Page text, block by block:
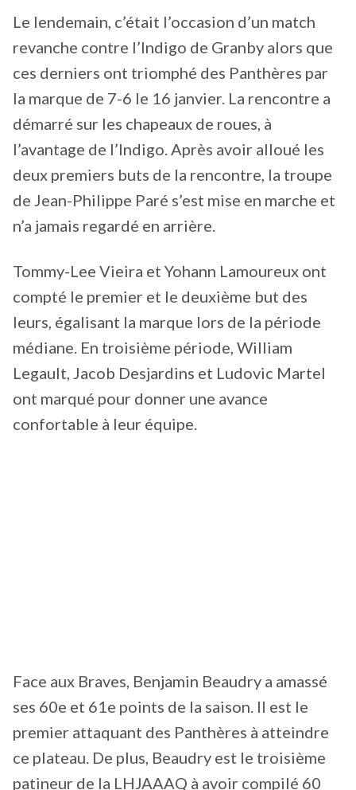
Le lendemain, c’était l’occasion d’un match
revanche contre l’Indigo de Granby alors que
ces derniers ont triomphé des Panthères par
la marque de 7-6 le 16 janvier. La rencontre a
démarré sur les chapeaux de roues, à
l’avantage de l’Indigo. Après avoir alloué les
deux premiers buts de la rencontre, la troupe
de Jean-Philippe Paré s’est mise en marche et
n’a jamais regardé en arrière.
Tommy-Lee Vieira et Yohann Lamoureux ont
compté le premier et le deuxième but des
leurs, égalisant la marque lors de la période
médiane. En troisième période, William
Legault, Jacob Desjardins et Ludovic Martel
ont marqué pour donner une avance
confortable à leur équipe.
Face aux Braves, Benjamin Beaudry a amassé
ses 60e et 61e points de la saison. Il est le
premier attaquant des Panthères à atteindre
ce plateau. De plus, Beaudry est le troisième
patineur de la LHJAAAQ à avoir compilé 60